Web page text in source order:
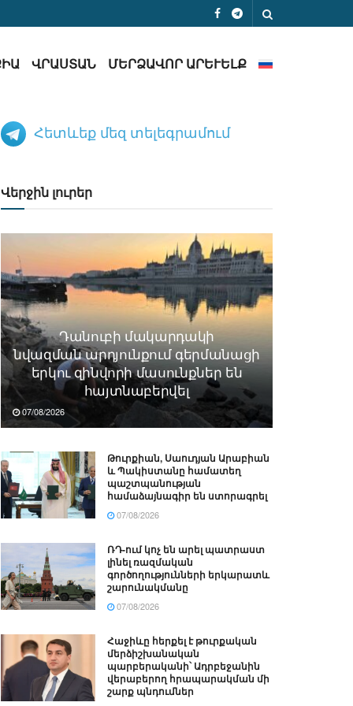
ՎՐԱՍՏԱՆ ՄԵՐՁԱՎՈՐ ԱՐԵՒԵԼՔ
Հետևեք մեզ տելեգրամում
Վերջին լուրեր
Դանուբի մակարդակի
նվազման արդյունքում գերմանացի
երկու զինվորի մասունքներ են
հայտնաբերվել
07/08/2026
Թուրքիան, Սաուդյան Արաբիան
և Պակիստանը համատեղ
պաշտպանության
համաձայնագիր են ստորագրել
07/08/2026
ՌԴ-ում կոչ են արել պատրաստ
լինել ռազմական
գործողությունների երկարատև
շարունակմանը
07/08/2026
Հաջիևը հերքել է թուրքական
մերձիշխանական
պարբերականի՝ Ադրբեջանին
վերաբերող հրապարակման մի
շարք պնդումներ